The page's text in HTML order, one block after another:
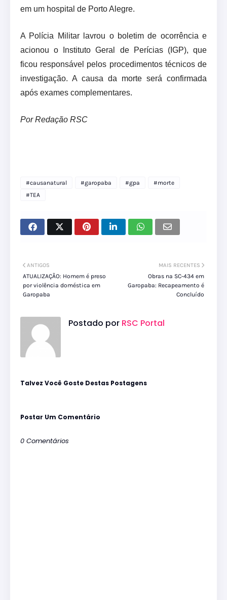
em um hospital de Porto Alegre.
A Polícia Militar lavrou o boletim de ocorrência e
acionou o Instituto Geral de Perícias (IGP), que
ficou responsável pelos procedimentos técnicos de
investigação. A causa da morte será confirmada
após exames complementares.
Por Redação RSC
#causanatural #garopaba #gpa
#morte
#TEA
MAIS RECENTES
Obras na SC-434 em
Garopaba: Recapeamento é
Concluído
ANTIGOS
ATUALIZAÇÃO: Homem é preso
por violência doméstica em
Garopaba
Postado por RSC Portal
Talvez Você Goste Destas Postagens
Postar Um Comentário
0 Comentários